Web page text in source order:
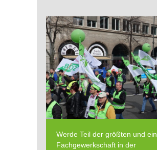
Werde Teil der größten und
Fachgewerkschaft in der